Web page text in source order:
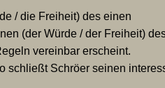
/ die Freiheit) des einen
(der Würde / der Freiheit)
vereinbar erscheint.
schließt Schröer seinen